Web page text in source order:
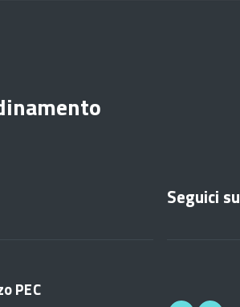
PEC
Seguici su